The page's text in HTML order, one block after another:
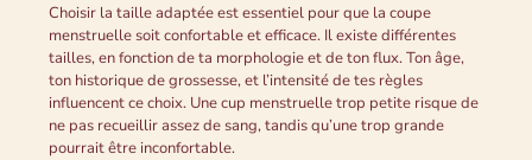
Choisir la taille adaptée est essentiel pour que la coupe
menstruelle soit confortable et efficace. Il existe différentes
tailles, en fonction de ta morphologie et de ton flux. Ton âge,
ton historique de grossesse, et l’intensité de tes règles
influencent ce choix. Une cup menstruelle trop petite risque de
ne pas recueillir assez de sang, tandis qu’une trop grande
pourrait être inconfortable.